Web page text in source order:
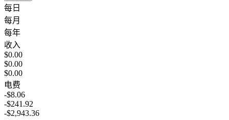
每日
每月
每年
收入
$0.00
$0.00
$0.00
电费
-$8.06
-$241.92
-$2,943.36